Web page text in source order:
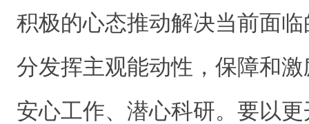
积极的心态推动解决当前面
分发挥主观能动性，保障和
安心工作、潜心科研。要以